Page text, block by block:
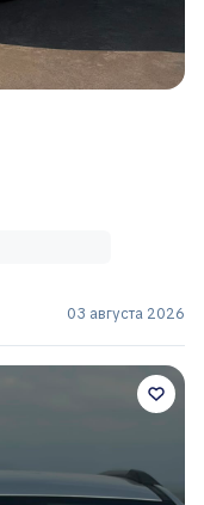
03 августа 2026